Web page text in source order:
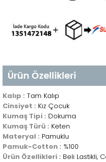
Ürün Özellikleri
Kalıp : Tam Kalıp
Cinsiyet : Kız Çocuk
Kumaş Tipi : Dokuma
Kumaş Türü : Keten
Materyal : Pamuklu
Pamuk-Cotton : %100
Ürün Özellikleri : Beli Lastikli,